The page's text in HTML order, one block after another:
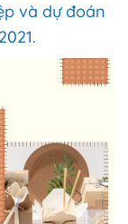
và dự đoán